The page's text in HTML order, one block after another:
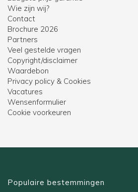
Wie zijn wij?
Contact
Brochure 2026
Partners
Veel gestelde vragen
Copyright/disclaimer
Waardebon
Privacy policy & Cookies
Vacatures
Wensenformulier
Cookie voorkeuren
Populaire bestemmingen